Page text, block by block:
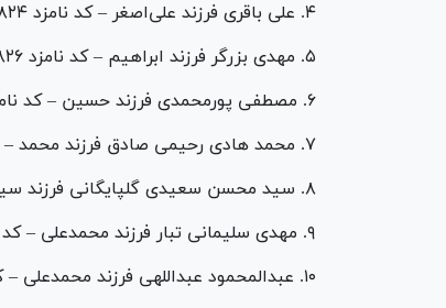
۴. علی باقری فرزند علی‌اصغر – کد نامزد ۸۲۴،
۵. مهدی بزرگر فرزند ابراهیم – کد نامزد ۸۲۶،
۶. مصطفی پورمحمدی فرزند حسین – کد نامزد ۸۲۸،
۷. محمد هادی رحیمی صادق فرزند محمد – کد نامزد ۸۵۲،
۸. سید محسن سعیدی گلپایگانی فرزند سید محمدرضا – کد نامزد ۸۵۸،
۹. مهدی سلیمانی تبار فرزند محمدعلی – کد نامزد ۸۵۹،
۱۰. عبدالمحمود عبداللهی فرزند محمدعلی – کد نامزد ۸۶۱،